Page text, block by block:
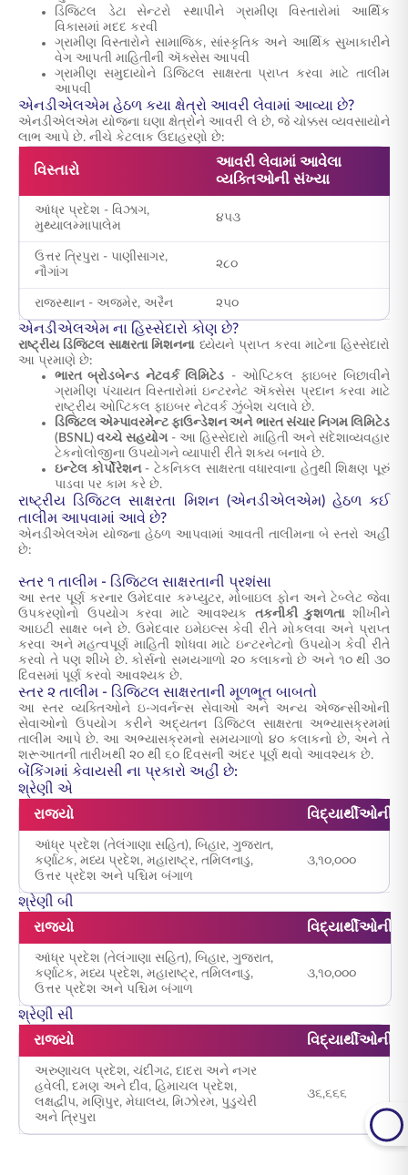
ડિજિટલ ડેટા સેન્ટરો સ્થાપીને ગ્રામીણ વિસ્તારોમાં આર્થિક
વિકાસમાં મદદ કરવી
ગ્રામીણ વિસ્તારોને સામાજિક, સાંસ્કૃતિક અને આર્થિક સુખાકારીને
વેગ આપતી માહિતીની ઍક્સેસ આપવી
ગ્રામીણ સમુદાયોને ડિજિટલ સાક્ષરતા પ્રાપ્ત કરવા માટે તાલીમ
આપવી
એનડીએલએમ હેઠળ કયા ક્ષેત્રો આવરી લેવામાં આવ્યા છે?
એનડીએલએમ યોજના ઘણા ક્ષેત્રોને આવરી લે છે, જે ચોક્કસ વ્યવસાયોને
લાભ આપે છે. નીચે કેટલાક ઉદાહરણો છે:
વિસ્તારો
આવરી લેવામાં આવેલા
વ્યક્તિઓની સંખ્યા
આંધ્ર પ્રદેશ - વિઝાગ,
મુથ્યાલમ્માપાલેમ
૪૫૩
ઉત્તર ત્રિપુરા - પાણીસાગર,
નૌગાંગ
૨૮૦
રાજસ્થાન - અજમેર, અરૈન ૨૫૦
એનડીએલએમ ના હિસ્સેદારો કોણ છે?
રાષ્ટ્રીય ડિજિટલ સાક્ષરતા મિશનનાધ્યેયને પ્રાપ્ત કરવા માટેના હિસ્સેદારો
આ પ્રમાણે છે:
ભારત બ્રોડબેન્ડ નેટવર્ક લિમિટેડ - ઓપ્ટિકલ ફાઇબર બિછાવીને
ગ્રામીણ પંચાયત વિસ્તારોમાં ઇન્ટરનેટ ઍક્સેસ પ્રદાન કરવા માટે
રાષ્ટ્રીય ઓપ્ટિકલ ફાઇબર નેટવર્ક ઝુંબેશ ચલાવે છે.
ડિજિટલ એમ્પાવરમેન્ટ ફાઉન્ડેશન અને ભારત સંચાર નિગમ લિમિટેડ
(BSNL) વચ્ચે સહયોગ- આ હિસ્સેદારો માહિતી અને સંદેશાવ્યવહાર
ટેકનોલોજીના ઉપયોગને વ્યાપારી રીતે શક્ય બનાવે છે.
ઇન્ટેલ કોર્પોરેશન- ટેકનિકલ સાક્ષરતા વધારવાના હેતુથી શિક્ષણ પૂરું
પાડવા પર કામ કરે છે.
રાષ્ટ્રીય ડિજિટલ સાક્ષરતા મિશન (એનડીએલએમ) હેઠળ કઈ
તાલીમ આપવામાં આવે છે?
એનડીએલએમ યોજના હેઠળ આપવામાં આવતી તાલીમના બે સ્તરો અહીં
છે:
સ્તર ૧ તાલીમ - ડિજિટલ સાક્ષરતાની પ્રશંસા
આ સ્તર પૂર્ણ કરનાર ઉમેદવાર કમ્પ્યુટર, મોબાઇલ ફોન અને ટેબ્લેટ જેવા
ઉપકરણોનો ઉપયોગ કરવા માટે આવશ્યક તકનીકી કુશળતાશીખીને
આઇટી સાક્ષર બને છે. ઉમેદવાર ઇમેઇલ્સ કેવી રીતે મોકલવા અને પ્રાપ્ત
કરવા અને મહત્વપૂર્ણ માહિતી શોધવા માટે ઇન્ટરનેટનો ઉપયોગ કેવી રીતે
કરવો તે પણ શીખે છે. કોર્સનો સમયગાળો ૨૦ કલાકનો છે અને ૧૦ થી ૩૦
દિવસમાં પૂર્ણ કરવો આવશ્યક છે.
સ્તર ૨ તાલીમ - ડિજિટલ સાક્ષરતાની મૂળભૂત બાબતો
આ સ્તર વ્યક્તિઓને ઇ-ગવર્નન્સ સેવાઓ અને અન્ય એજન્સીઓની
સેવાઓનો ઉપયોગ કરીને અદ્યતન ડિજિટલ સાક્ષરતા અભ્યાસક્રમમાં
તાલીમ આપે છે. આ અભ્યાસક્રમનો સમયગાળો ૪૦ કલાકનો છે, અને તે
શરૂઆતની તારીખથી ૨૦ થી ૬૦ દિવસની અંદર પૂર્ણ થવો આવશ્યક છે.
બેંકિંગમાં કેવાયસી ના પ્રકારો અહીં છે:
શ્રેણી એ
રાજ્યો
વિદ્યાર્થીઓની
આંધ્ર પ્રદેશ (તેલંગાણા સહિત), બિહાર, ગુજરાત,
કર્ણાટક, મધ્ય પ્રદેશ, મહારાષ્ટ્ર, તમિલનાડુ,
ઉત્તર પ્રદેશ અને પશ્ચિમ બંગાળ
૩,૧૦,૦૦૦
શ્રેણી બી
રાજ્યો
વિદ્યાર્થીઓની
આંધ્ર પ્રદેશ (તેલંગાણા સહિત), બિહાર, ગુજરાત,
કર્ણાટક, મધ્ય પ્રદેશ, મહારાષ્ટ્ર, તમિલનાડુ,
ઉત્તર પ્રદેશ અને પશ્ચિમ બંગાળ
૩,૧૦,૦૦૦
શ્રેણી સી
રાજ્યો
વિદ્યાર્થીઓની
અરુણાચલ પ્રદેશ, ચંદીગઢ, દાદરા અને નગર
હવેલી, દમણ અને દીવ, હિમાચલ પ્રદેશ,
લક્ષદ્વીપ, મણિપુર, મેઘાલય, મિઝોરમ, પુડુચેરી
અને ત્રિપુરા
૩૬,૬૬૬